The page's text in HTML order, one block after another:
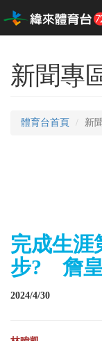
新聞專
體育台首頁 新
完成生涯
步? 詹皇
2024/4/30